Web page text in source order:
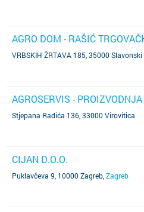
AGRO DOM - RAŠIĆ
VRBSKIH ŽRTAVA 185, 35000 Slavonski
AGROSERVIS - PROIZVODNJA
Stjepana Radića 136, 33000 Virovitica
CIJAN D.O.O.
Puklavčeva 9, 10000 Zagreb Zagreb